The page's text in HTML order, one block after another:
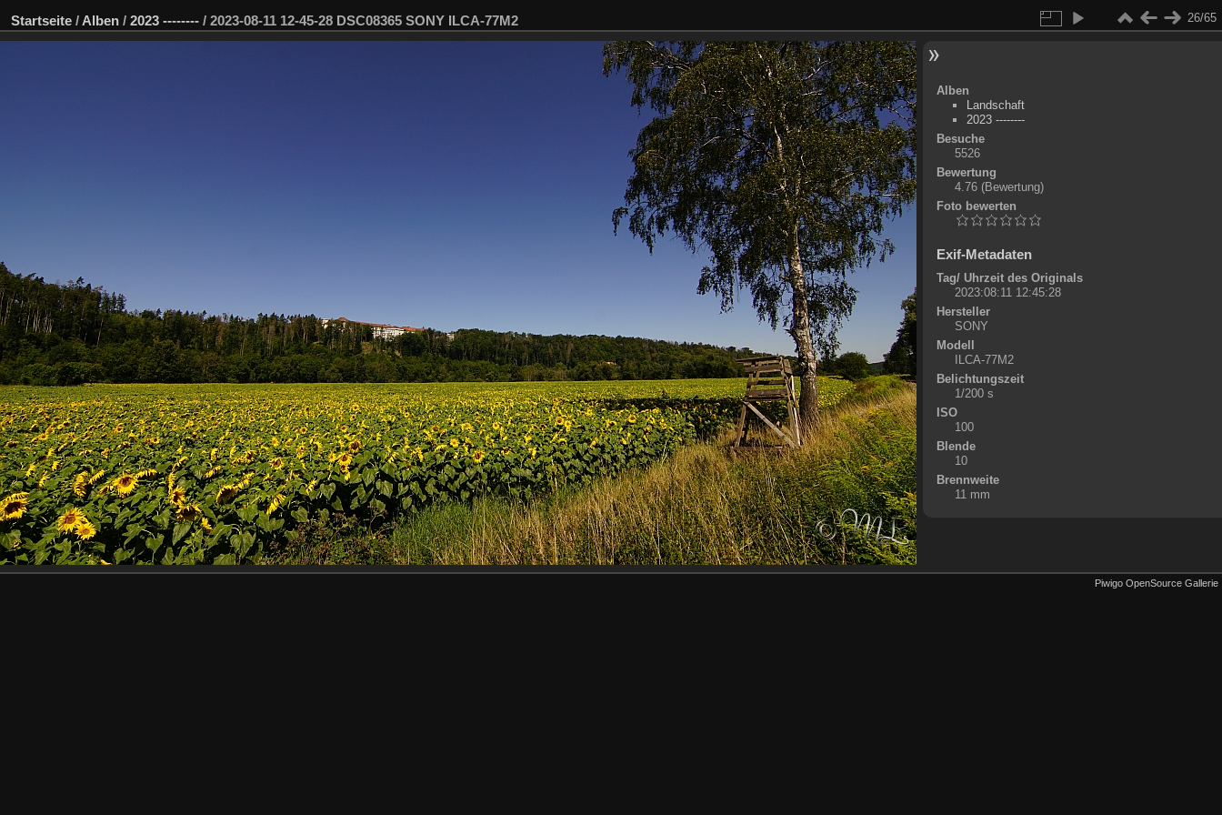
Startseite / Alben / 2023 -------- / 2023-08-11 12-45-28 DSC08365 SONY ILCA-77M2 26/65
Alben
Landschaft
2023 --------
Besuche
5526
Bewertung
4.76 (Bewertung)
Foto bewerten
Exif-Metadaten
Tag/ Uhrzeit des Originals
2023:08:11 12:45:28
Hersteller
SONY
Modell
ILCA-77M2
Belichtungszeit
1/200 s
ISO
100
Blende
10
Brennweite
11 mm
Piwigo OpenSource Gallerie